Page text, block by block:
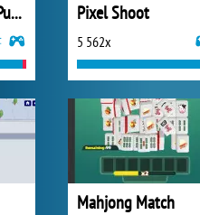
Woolloop! Color Puzzle Pixel Shoot
5 562x
Mahjong Match